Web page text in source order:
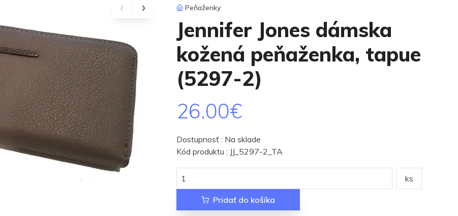
Peňaženky
Jennifer Jones dámska
kožená peňaženka, tapue
(5297-2)
26.00€
Dostupnosť : Na sklade
Kód produktu : JJ_5297-2_TA
ks
Pridať do košíka